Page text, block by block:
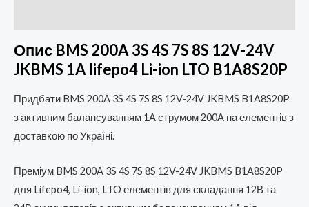
Опис BMS 200A 3S 4S 7S 8S 12V-24V
JKBMS 1A lifepo4 Li-ion LTO B1A8S20P
Придбати BMS 200A 3S 4S 7S 8S 12V-24V JKBMS B1A8S20P
з активним балансуванням 1А струмом 200А на елементів з
доставкою по Україні.
Преміум BMS 200A 3S 4S 7S 8S 12V-24V JKBMS B1A8S20P
для Lifepo4, Li-ion, LTO елементів для складання 12В та